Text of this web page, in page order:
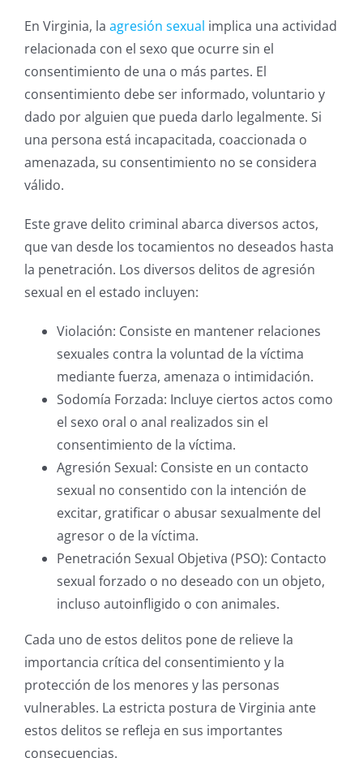
En Virginia, la agresión sexual implica una actividad
relacionada con el sexo que ocurre sin el
consentimiento de una o más partes. El
consentimiento debe ser informado, voluntario y
dado por alguien que pueda darlo legalmente. Si
una persona está incapacitada, coaccionada o
amenazada, su consentimiento no se considera
válido.
Este grave delito criminal abarca diversos actos,
que van desde los tocamientos no deseados hasta
la penetración. Los diversos delitos de agresión
sexual en el estado incluyen:
Violación: Consiste en mantener relaciones
sexuales contra la voluntad de la víctima
mediante fuerza, amenaza o intimidación.
Sodomía Forzada: Incluye ciertos actos como
el sexo oral o anal realizados sin el
consentimiento de la víctima.
Agresión Sexual: Consiste en un contacto
sexual no consentido con la intención de
excitar, gratificar o abusar sexualmente del
agresor o de la víctima.
Penetración Sexual Objetiva (PSO): Contacto
sexual forzado o no deseado con un objeto,
incluso autoinfligido o con animales.
Cada uno de estos delitos pone de relieve la
importancia crítica del consentimiento y la
protección de los menores y las personas
vulnerables. La estricta postura de Virginia ante
estos delitos se refleja en sus importantes
consecuencias.